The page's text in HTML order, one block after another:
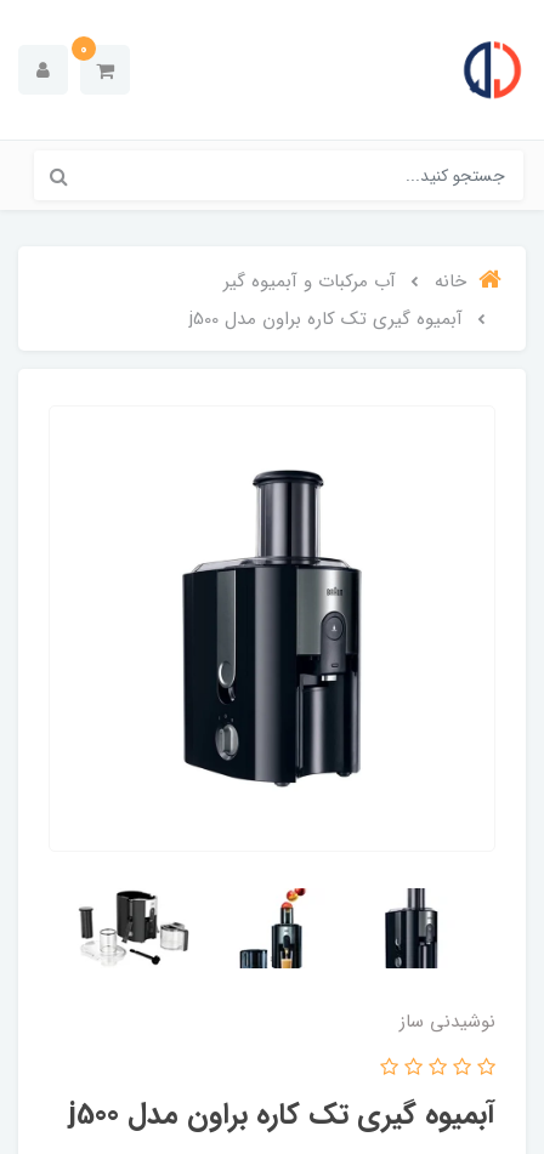
0
خانه
آب مرکبات و آبمیوه گیر
آبمیوه گیری تک کاره براون مدل j500
نوشیدنی ساز
آبمیوه گیری تک کاره براون مدل j500